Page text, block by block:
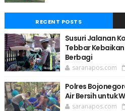
RECENT POSTS
Susuri Jalanan
Tebbar
Berbagi
saranapos.com
Polres
Air Bersih untuk
saranapos.com